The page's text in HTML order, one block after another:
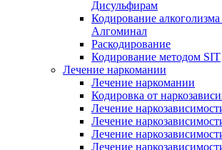
Дисульфирам
Кодирование
Алгоминал
Раскодирование
Кодирование методом SIT
Лечение наркомании
Лечение наркомании
Кодировка от
Лечение
Лечение
Лечение
Лечение